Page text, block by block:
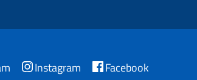
Instagram Facebook